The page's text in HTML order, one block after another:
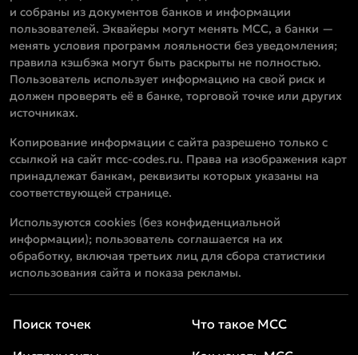
и собраны из документов банков и информации
пользователей. Эквайеры могут менять MCC, а банки —
менять условия программ лояльности без уведомления;
правила кэшбэка могут быть раскрыты не полностью.
Пользователь использует информацию на свой риск и
должен проверять её в банке, торговой точке или других
источниках.
Копирование информации с сайта разрешено только с
ссылкой на сайт mcc-codes.ru. Права на изображения карт
принадлежат банкам, реквизиты которых указаны на
соответствующей странице.
Используются cookies (без конфиденциальной
информации); пользователь соглашается на их
обработку, включая третьих лиц для сбора статистики
использования сайта и показа рекламы.
Поиск точек
Что такое MCC